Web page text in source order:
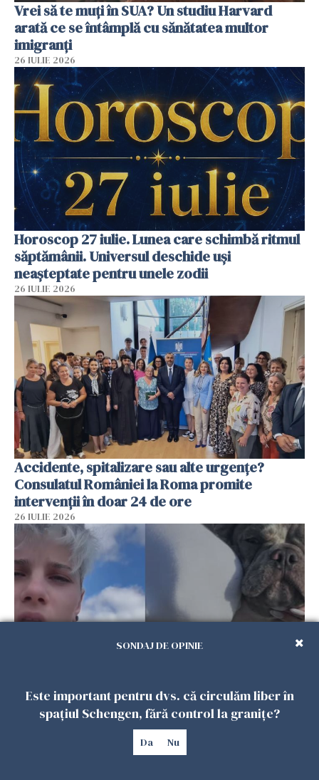
Vrei să te muți în SUA? Un studiu Harvard
arată ce se întâmplă cu sănătatea multor
imigranți
26 IULIE 2026
Horoscop 27 iulie. Lunea care schimbă ritmul
săptămânii. Universul deschide uși
neașteptate pentru unele zodii
26 IULIE 2026
Accidente, spitalizare sau alte urgențe?
Consulatul României la Roma promite
intervenții în doar 24 de ore
26 IULIE 2026
Ce a pățit o româncă în timp ce își plimba
câinele în Germania. Mesajul ei a stârnit
SONDAJ DE OPINIE
Este important pentru dvs. că circulăm liber în
spațiul Schengen, fără control la granițe?
Da Nu